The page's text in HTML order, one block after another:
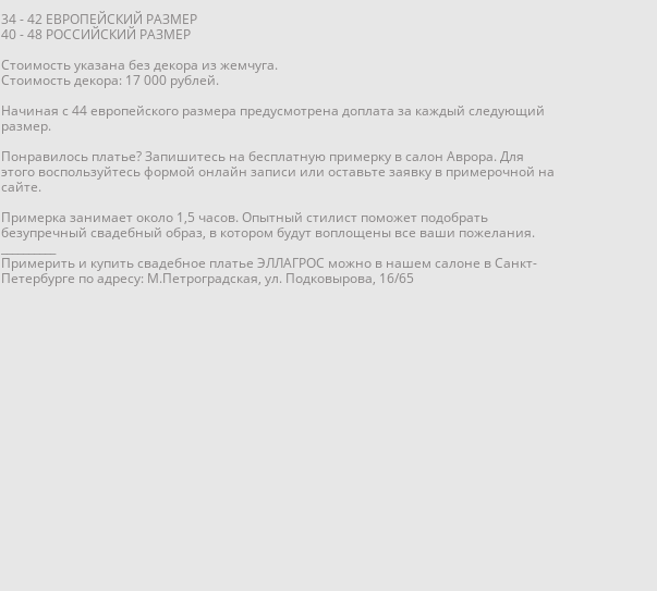
34 - 42 ЕВРОПЕЙСКИЙ РАЗМЕР
40 - 48 РОССИЙСКИЙ РАЗМЕР
Стоимость указана без декора из жемчуга.
Стоимость декора: 17 000 рублей.
Начиная с 44 европейского размера предусмотрена доплата за каждый следующий
размер.
Понравилось платье? Запишитесь на бесплатную примерку в салон Аврора. Для
этого воспользуйтесь формой онлайн записи или оставьте заявку в примерочной на
сайте.
Примерка занимает около 1,5 часов. Опытный стилист поможет подобрать
безупречный свадебный образ, в котором будут воплощены все ваши пожелания.
Примерить и купить свадебное платье ЭЛЛАГРОС можно в нашем салоне в Санкт-
Петербурге по адресу: М.Петроградская, ул. Подковырова, 16/65